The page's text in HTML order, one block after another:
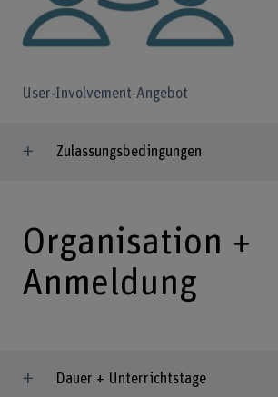
User-Involvement-Angebot
Zulassungsbedingungen
Organisation +
Anmeldung
Dauer + Unterrichtstage